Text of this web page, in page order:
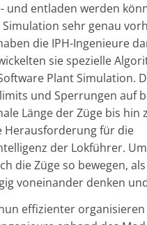
und entladen werden
sehr genau
die IPH-Ingenieure
sie spezielle
Plant Simulation.
und Sperrungen auf
Länge der Züge bis hin
Herausforderung für die
der Lokführer.
die Züge so bewegen,
voneinander denken
effizienter